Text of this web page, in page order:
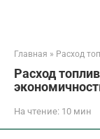
Главная » Расход
Расход
На чтение: 10 мин